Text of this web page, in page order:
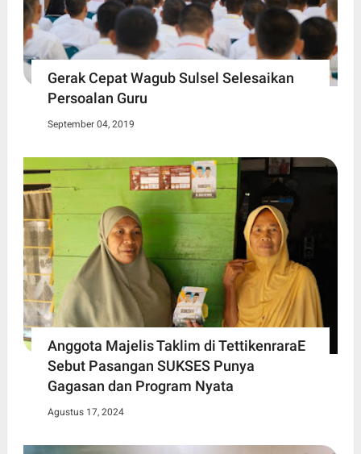
Gerak Cepat Wagub Sulsel Selesaikan
Persoalan Guru
September 04, 2019
Anggota Majelis Taklim di TettikenraraE
Sebut Pasangan SUKSES Punya
Gagasan dan Program Nyata
Agustus 17, 2024